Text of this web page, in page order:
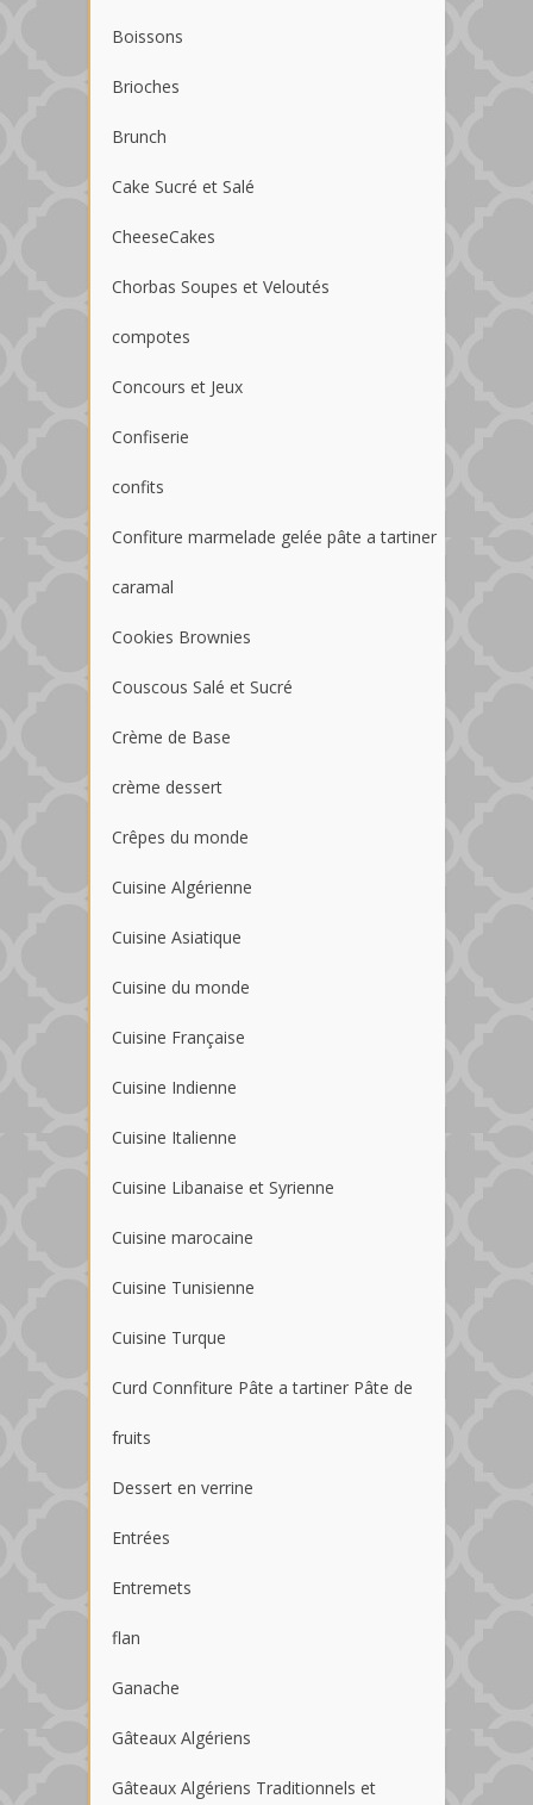
Boissons
Brioches
Brunch
Cake Sucré et Salé
CheeseCakes
Chorbas Soupes et Veloutés
compotes
Concours et Jeux
Confiserie
confits
Confiture marmelade gelée pâte a tartiner
caramal
Cookies Brownies
Couscous Salé et Sucré
Crème de Base
crème dessert
Crêpes du monde
Cuisine Algérienne
Cuisine Asiatique
Cuisine du monde
Cuisine Française
Cuisine Indienne
Cuisine Italienne
Cuisine Libanaise et Syrienne
Cuisine marocaine
Cuisine Tunisienne
Cuisine Turque
Curd Connfiture Pâte a tartiner Pâte de
fruits
Dessert en verrine
Entrées
Entremets
flan
Ganache
Gâteaux Algériens
Gâteaux Algériens Traditionnels et